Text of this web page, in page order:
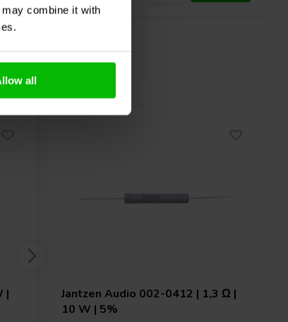
combine it with
all
|
Jantzen Audio 002-0412 | 1,3 Ω |
10 W | 5%